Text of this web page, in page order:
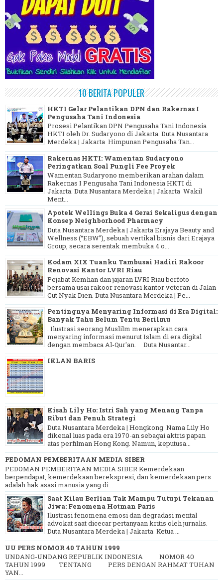
10 BERITA POPULER
HKTI Gelar Pelantikan DPN dan Rakernas I
Pengusaha Tani Indonesia
Prosesi Pelantikan DPN Pengusaha Tani Indonesia
HKTI oleh Dr. Sudaryono di Jakarta. Duta Nusantara
Merdeka | Jakarta Himpunan Pengusaha Tan...
Rakernas HKTI: Wamentan Sudaryono
Peringatkan Soal Pungli Fee Proyek
Wamentan Sudaryono memberikan arahan dalam
Rakernas I Pengusaha Tani Indonesia HKTI di
Jakarta. Duta Nusantara Merdeka | Jakarta Wakil
Ment...
Apotek Wellings Buka 4 Gerai Sekaligus dengan
Konsep Neighborhood Pharmacy
Duta Nusantara Merdeka | Jakarta Erajaya Beauty and
Wellness (“EBW”), sebuah vertikal bisnis dari Erajaya
Group, secara serentak membuka 4 o...
Kodam XIX Tuanku Tambusai Hadiri Rakoor
Renovasi Kantor LVRI Riau
Pejabat Kemhan dan jajaran LVRI Riau berfoto
bersama usai rakoor renovasi kantor veteran di Jalan
Cut Nyak Dien. Duta Nusantara Merdeka | Pe...
Pentingnya Menyaring Informasi di Era Digital:
Banyak Tahu Belum Tentu Berilmu
. Ilustrasi seorang Muslilm menerapkan cara
menyaring informasi menurut Islam di era digital
dengan membaca Al-Qur'an. Duta Nusantar...
IKLAN BARIS
Kisah Lily Ho: Istri Sah yang Menang Tanpa
Ribut dan Penuh Strategi
Duta Nusantara Merdeka | Hongkong Nama Lily Ho
dikenal luas pada era 1970-an sebagai aktris papan
atas perfilman Hong Kong. Namun, keputusa...
PEDOMAN PEMBERITAAN MEDIA SIBER
PEDOMAN PEMBERITAAN MEDIA SIBER Kemerdekaan
berpendapat, kemerdekaan berekspresi, dan kemerdekaan pers
adalah hak asasi manusia yang di...
Saat Kilau Berlian Tak Mampu Tutupi Tekanan
Jiwa: Fenomena Hotman Paris
Ilustrasi fenomena emosi dan degradasi mental
advokat saat dicecar pertanyaan kritis oleh jurnalis.
Duta Nusantara Merdeka | Jakarta Ketua ...
UU PERS NOMOR 40 TAHUN 1999
UNDANG-UNDANG REPUBLIK INDONESIA NOMOR 40
TAHUN 1999 TENTANG PERS DENGAN RAHMAT TUHAN
YAN...